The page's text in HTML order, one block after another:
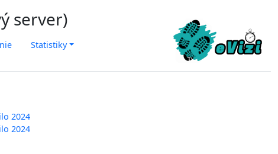
server)
Statistiky
2024
2024